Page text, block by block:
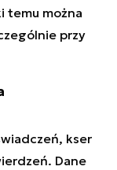
temu można
przy
kser
Dane